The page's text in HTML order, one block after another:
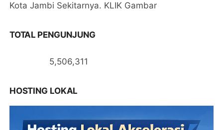
Kota Jambi Sekitarnya. KLIK Gambar
TOTAL PENGUNJUNG
5,506,311
HOSTING LOKAL